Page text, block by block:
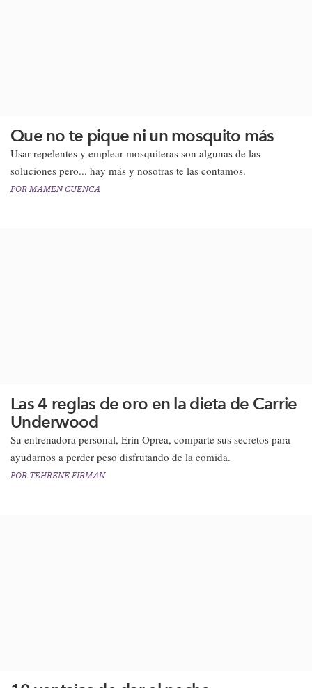
Que no te pique ni un mosquito más
​Usar repelentes y emplear mosquiteras son algunas de las
soluciones pero... hay más y nosotras te las contamos.​
POR MAMEN CUENCA
Las 4 reglas de oro en la dieta de Carrie
Underwood
Su entrenadora personal, Erin Oprea, comparte sus secretos para
ayudarnos a perder peso disfrutando de la comida​.​
POR TEHRENE FIRMAN